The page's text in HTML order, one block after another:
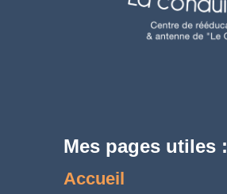
Mes pages utiles :
Accueil